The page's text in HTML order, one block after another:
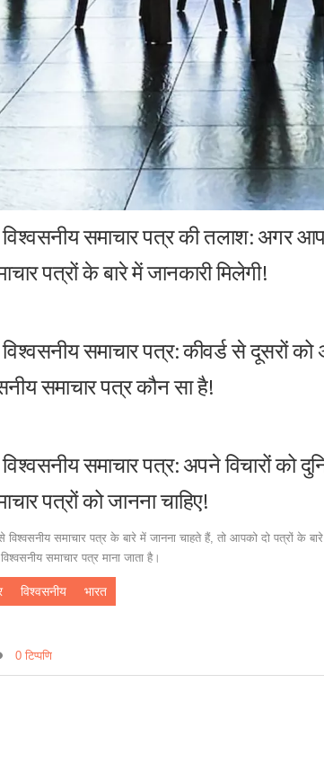
समाचार पत्र की तलाश: अगर
पत्रों के बारे में जानकारी मिलेगी!
समाचार पत्र: कीवर्ड से दूसरों
समाचार पत्र कौन सा है!
समाचार पत्र: अपने विचारों को
पत्रों को जानना चाहिए!
समाचार पत्र के बारे में जानना चाहते हैं, तो आपको दो पत्रों के
समाचार पत्र माना जाता है।
विश्वसनीय भारत
0 टिप्पणि